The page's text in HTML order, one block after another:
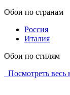
Обои по странам
Россия
Италия
Обои по стилям
Посмотреть весь